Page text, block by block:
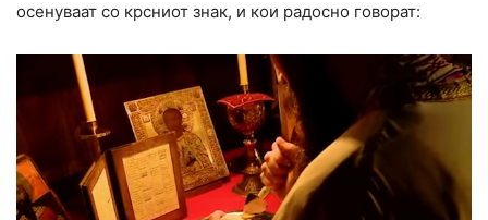
осенуваат со крсниот знак, и кои радосно говорат: